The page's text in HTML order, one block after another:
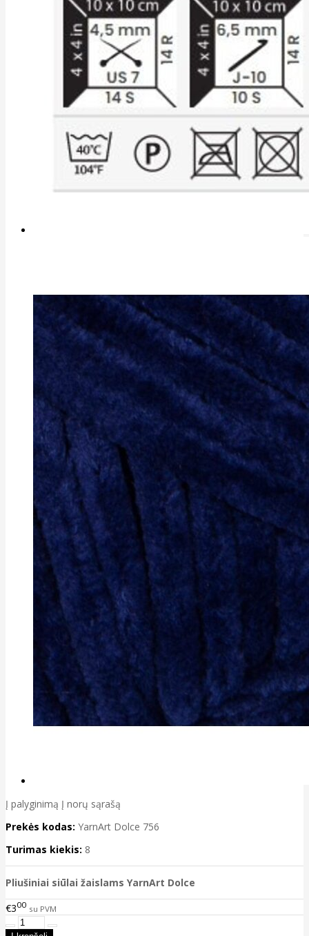
Į palyginimą Į norų sąrašą
Prekės kodas: YarnArt Dolce 756
Turimas kiekis: 8
Pliušiniai siūlai žaislams YarnArt Dolce
€300 su PVM